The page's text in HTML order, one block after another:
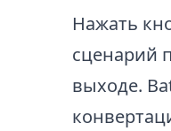
Нажать
сценарий
выходе.